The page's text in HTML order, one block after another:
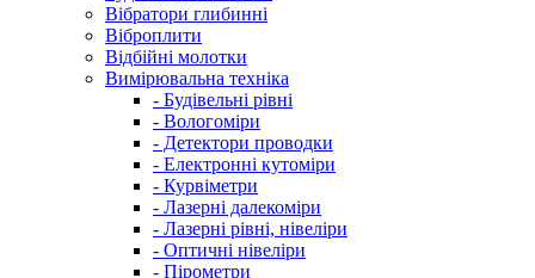
Вібратори глибинні
Віброплити
Відбійні молотки
Вимірювальна техніка
- Будівельні рівні
- Вологоміри
- Детектори проводки
- Електронні кутоміри
- Курвіметри
- Лазерні далекоміри
- Лазерні рівні, нівеліри
- Оптичні нівеліри
- Пірометри